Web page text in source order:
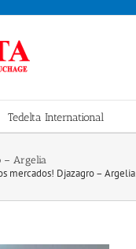
Tedelta International
– Argelia
mercados! Djazagro – Argelia